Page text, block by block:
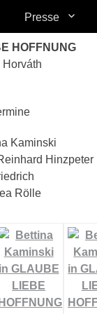
Presse
HOFFNUNG
Kaminski
Hinzpeter
Rölle